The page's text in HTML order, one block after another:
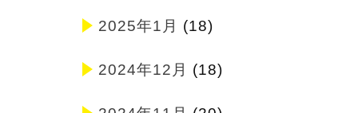
2025年1月 (18)
2024年12月 (18)